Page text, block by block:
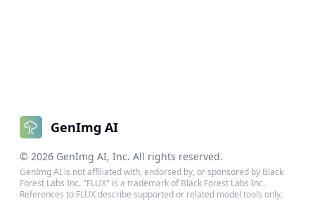
GenImg AI
© 2026 GenImg AI, Inc. All rights reserved.
GenImg AI is not affiliated with, endorsed by, or sponsored by Black
Forest Labs Inc. "FLUX" is a trademark of Black Forest Labs Inc.
References to FLUX describe supported or related model tools only.